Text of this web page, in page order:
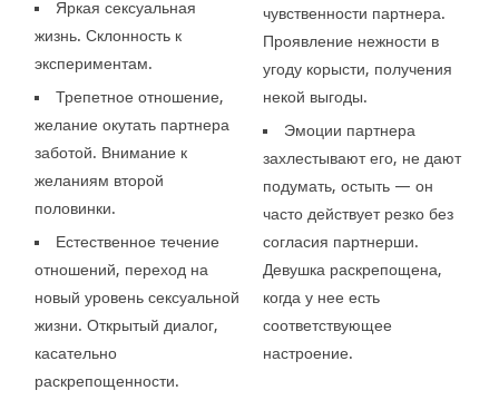
Яркая сексуальная
жизнь. Склонность к
экспериментам.
Трепетное отношение,
желание окутать партнера
заботой. Внимание к
желаниям второй
половинки.
Естественное течение
отношений, переход на
новый уровень сексуальной
жизни. Открытый диалог,
касательно
раскрепощенности.
чувственности партнера.
Проявление нежности в
угоду корысти, получения
некой выгоды.
Эмоции партнера
захлестывают его, не дают
подумать, остыть — он
часто действует резко без
согласия партнерши.
Девушка раскрепощена,
когда у нее есть
соответствующее
настроение.